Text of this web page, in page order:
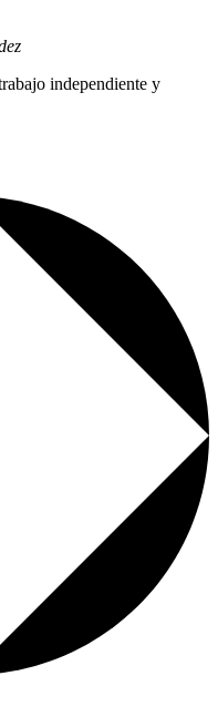
independiente y